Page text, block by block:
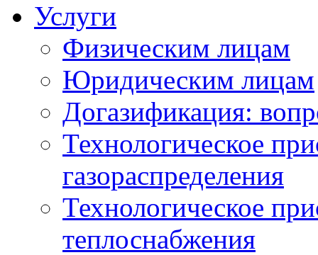
Услуги
Физическим лицам
Юридическим лицам
Догазификация:
Технологическое
газораспределения
Технологическое
теплоснабжения